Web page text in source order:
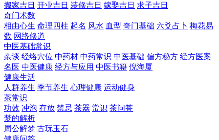
搬家吉日 开业吉日 装修吉日 嫁娶吉日 求子吉日
奇门术数
相由心生 命理四柱 起名 风水 血型 奇门基础 六爻占卜 梅花易
数 网络修道
中医基础常识
杂谈 经络穴位 中药材 中药常识 中医基础 偏方秘方 经方医案
名医 中医健康 经方与应用 中医书籍 倪海厦
健康生活
人群养生 季节养生 心理健康 运动健身
茶常识
功效 冲泡 存放 禁忌 茶器 常识 茶问答
梦的解析
周公解梦 古玩玉石